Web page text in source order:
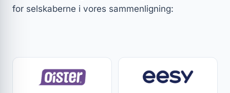
for selskaberne i vores sammenligning: